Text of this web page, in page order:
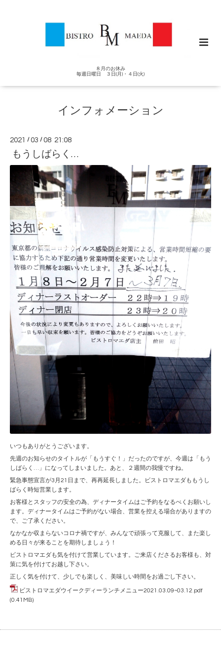
８月のお休み
毎週日曜日 ３日(月)・４日(火)
インフォメーション
2021 /03 /08 21:08
もうしばらく…
いつもありがとうございます。
先週のお知らせのタイトルが「もうすぐ！」だったのですが、今週は「もう
しばらく…」になってしまいました。あと、２週間の我慢ですね。
緊急事態宣言が3月21日まで、再再延長しました。ビストロマエダももうし
ばらく時短営業します。
お客様とスタッフの安全の為、ディナータイムはご予約をなるべくお願いし
ます。ディナータイムはご予約がない場合、営業を控える場合がありますの
で、ご了承ください。
なかなか収まらないコロナ禍ですが、みんなで頑張って克服して、また楽し
める日々が来ることを期待しましょう！
ビストロマエダも気を付けて営業しています。ご来店くださるお客様も、対
策に気を付けてお越し下さい。
正しく気を付けて、少しでも楽しく、美味しい時間をお過ごし下さい。
ビストロマエダウイークディーランチメニュー2021.03.09~03.12.pdf
(0.41MB)